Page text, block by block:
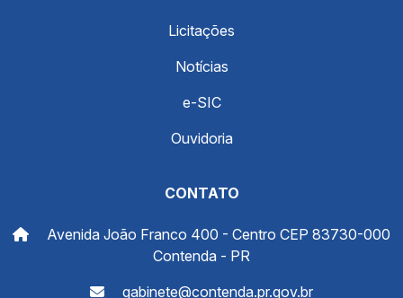
Licitações
Notícias
e-SIC
Ouvidoria
CONTATO
Avenida João Franco 400 - Centro CEP 83730-000
Contenda - PR
gabinete@contenda.pr.gov.br